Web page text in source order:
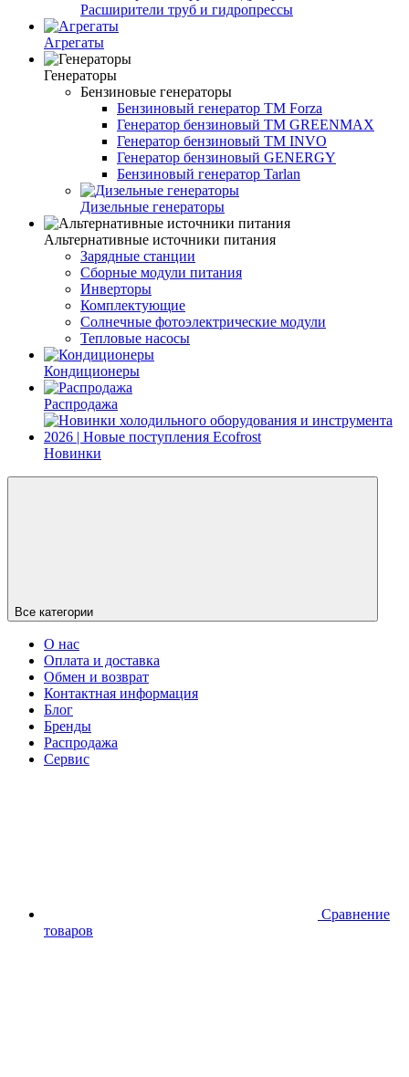
Расширители труб и гидропрессы
Агрегаты
Генераторы
Бензиновые генераторы
Бензиновый генератор TM Forza
Генератор бензиновый TM GREENMAX
Генератор бензиновый TM INVO
Генератор бензиновый GENERGY
Бензиновый генератор Tarlan
Дизельные генераторы
Альтернативные источники питания
Зарядные станции
Сборные модули питания
Инверторы
Комплектующие
Солнечные фотоэлектрические модули
Тепловые насосы
Кондиционеры
Распродажа
Новинки
Все категории
О нас
Оплата и доставка
Обмен и возврат
Контактная информация
Блог
Бренды
Распродажа
Сервис
Сравнение
товаров